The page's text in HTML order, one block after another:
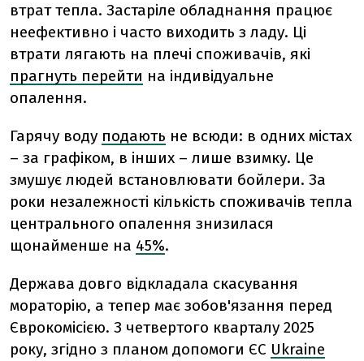
втрат тепла. Застаріле обладнання працює
неефективно і часто виходить з ладу. Ці
втрати лягають на плечі споживачів, які
прагнуть перейти на індивідуальне
опалення.
Гарячу воду подають не всюди: в одних містах
– за графіком, в інших – лише взимку. Це
змушує людей встановлювати бойлери. За
роки незалежності кількість споживачів тепла
центрального опалення знизилася
щонайменше на 45%.
Держава довго відкладала скасування
мораторію, а тепер має зобов'язання перед
Єврокомісією. З четвертого кварталу 2025
року, згідно з планом допомоги ЄС Ukraine